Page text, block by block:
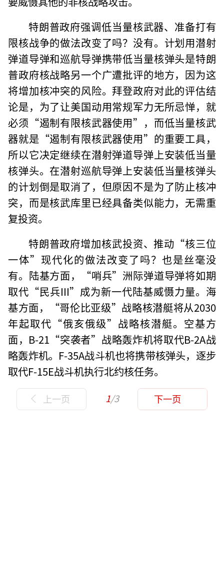
特朗普政府强调低当量核武器、准备打有
限核战争的做法改变了吗？没有。计划用潜射
弹道导弹和巡航导弹携带低当量核弹头是特朗
普政府核战略另一个广遭批评的地方，因为这
将增加核冲突的风险。拜登政府对此的评估结
论是，为了让美国动用常规军力无所忌惮，就
必须“遏制有限核武器使用”，而低当量核武
器就是“遏制有限核武器使用”的重要工具，
所以它决定继续在潜射弹道导弹上安装低当量
核弹头。在潜射巡航导弹上安装低当量核弹头
的计划倒是取消了，但原因不是为了防止核冲
突，而是核武库里已经具备类似能力，无需重
复投资。
特朗普政府增加核武投资、推动“核三位
一体”现代化的做法改变了吗？也是丝毫没
有。陆基方面，“哨兵”洲际弹道导弹将如期
取代“民兵III”成为新一代陆基威慑力量。海
基方面，“哥伦比亚级”战略核潜艇将从2030
年起取代“俄亥俄级”战略核潜艇。空基方
面，B-21“突袭者”战略轰炸机将取代B-2A战
略轰炸机。F-35A战斗机也将携带核弹头，逐步
取代F-15E战斗机执行北约核任务。
上一页 1/3 下一页